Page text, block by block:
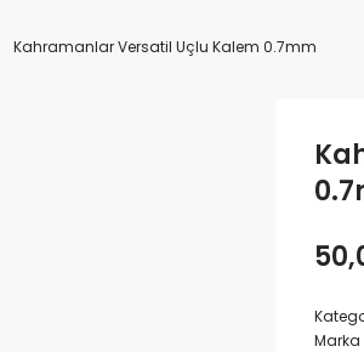
Kahramanlar Versatil Uçlu Kalem 0.7mm
Marka